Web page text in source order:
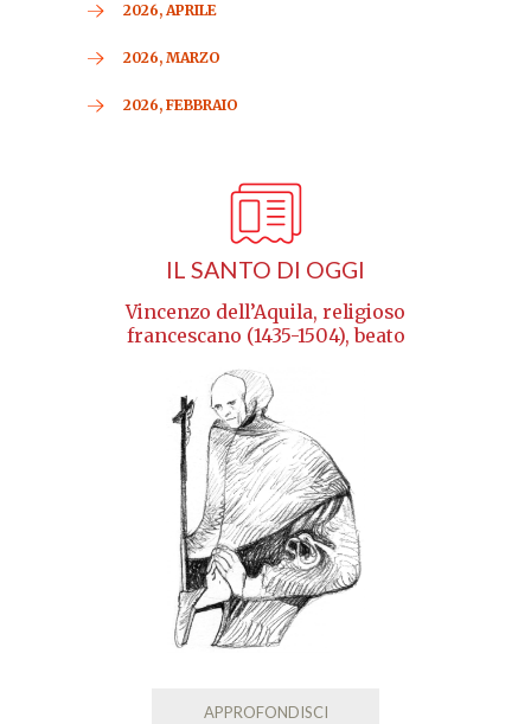
2026, APRILE
2026, MARZO
2026, FEBBRAIO
IL SANTO DI OGGI
Vincenzo dell’Aquila, religioso
francescano (1435-1504), beato
APPROFONDISCI